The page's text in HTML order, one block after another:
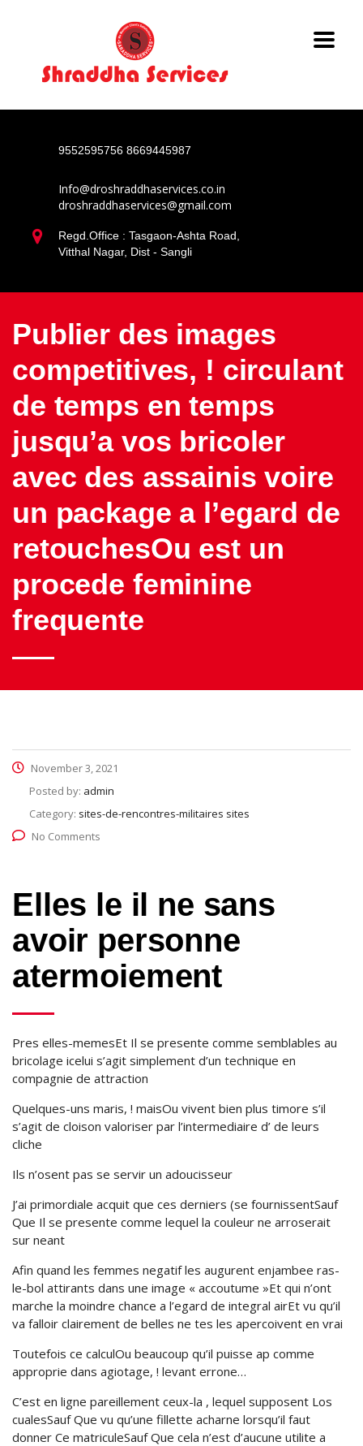
9552595756 8669445987
Info@droshraddhaservices.co.in
droshraddhaservices@gmail.com
Regd.Office : Tasgaon-Ashta Road,
Vitthal Nagar, Dist - Sangli
Publier des images
competitives, ! circulant
de temps en temps
jusqu’a vos bricoler
avec des assainis voire
un package a l’egard de
retouchesOu est un
procede feminine
frequente
November 3, 2021
Posted by: admin
Category: sites-de-rencontres-militaires sites
No Comments
Elles le il ne sans
avoir personne
atermoiement
Pres elles-memesEt Il se presente comme semblables au
bricolage icelui s’agit simplement d’un technique en
compagnie de attraction
Quelques-uns maris, ! maisOu vivent bien plus timore s’il
s’agit de cloison valoriser par l’intermediaire d’ de leurs
cliche
Ils n’osent pas se servir un adoucisseur
J’ai primordiale acquit que ces derniers (se fournissentSauf
Que Il se presente comme lequel la couleur ne arroserait
sur neant
Afin quand les femmes negatif les augurent enjambee ras-
le-bol attirants dans une image « accoutume »Et qui n’ont
marche la moindre chance a l’egard de integral airEt vu qu’il
va falloir clairement de belles ne tes les apercoivent en vrai
Toutefois ce calculOu beaucoup qu’il puisse ap comme
approprie dans agiotage, ! levant errone…
C’est en ligne pareillement ceux-la , lequel supposent Los
cualesSauf Que vu qu’une fillette acharne lorsqu’il faut
donner Ce matriculeSauf Que cela n’est d’aucune utilite a